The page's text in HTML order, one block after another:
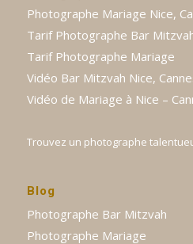
Photographe Mariage Nice,
Tarif Photographe Bar
Tarif Photographe Mariage
Vidéo Bar Mitzvah Nice,
Vidéo de Mariage à Nice –
Trouvez un photographe
Blog
Photographe Bar Mitzvah
Photographe Mariage